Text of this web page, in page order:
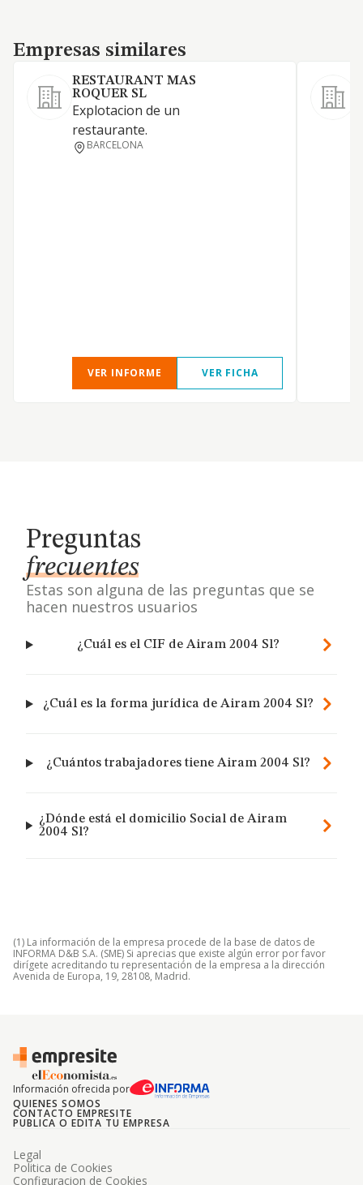
Empresas similares
Empresas similares
RESTAURANT MAS
ROQUER SL
Explotacion de un
restaurante.
BARCELONA
VER INFORME VER FICHA
Preguntas
frecuentes
Estas son alguna de las preguntas que se
hacen nuestros usuarios
¿Cuál es el CIF de Airam 2004 Sl?
¿Cuál es la forma jurídica de Airam 2004 Sl?
¿Cuántos trabajadores tiene Airam 2004 Sl?
¿Dónde está el domicilio Social de Airam
2004 Sl?
(1) La información de la empresa procede de la base de datos de
INFORMA D&B S.A. (SME) Si aprecias que existe algún error por favor
dirígete acreditando tu representación de la empresa a la dirección
Avenida de Europa, 19, 28108, Madrid.
Información ofrecida por
QUIENES SOMOS
CONTACTO EMPRESITE
PUBLICA O EDITA TU EMPRESA
Legal
Politica de Cookies
Configuracion de Cookies